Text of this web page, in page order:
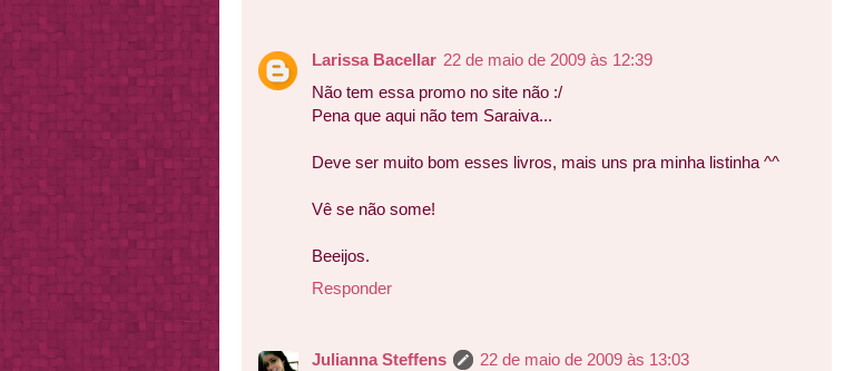
Larissa Bacellar 22 de maio de 2009 às 12:39
Não tem essa promo no site não :/
Pena que aqui não tem Saraiva...
Deve ser muito bom esses livros, mais uns pra minha listinha ^^
Vê se não some!
Beeijos.
Responder
Julianna Steffens
22 de maio de 2009 às 13:03